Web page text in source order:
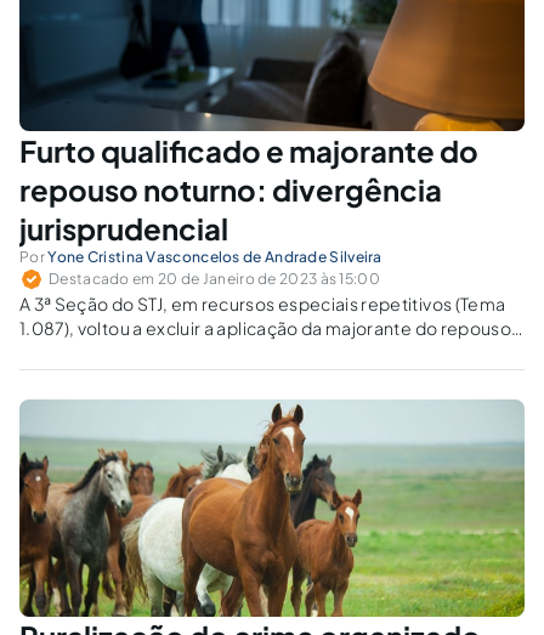
Furto qualificado e majorante do
repouso noturno: divergência
jurisprudencial
PorYone Cristina Vasconcelos de Andrade Silveira
Destacado em 20 de Janeiro de 2023 às 15:00
A 3ª Seção do STJ, em recursos especiais repetitivos (Tema
1.087), voltou a excluir a aplicação da majorante do repouso